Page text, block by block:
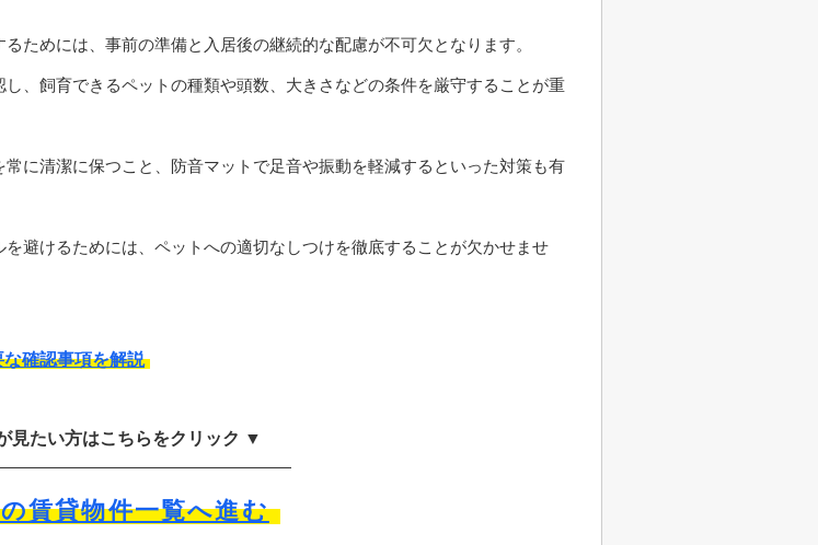
ためには、事前の準備と入居後の継続的な配慮が不可欠となります。
、飼育できるペットの種類や頭数、大きさなどの条件を厳守することが重
に清潔に保つこと、防音マットで足音や振動を軽減するといった対策も有
避けるためには、ペットへの適切なしつけを徹底することが欠かせませ
確認事項を解説
見たい方はこちらをクリック ▼
賃貸物件一覧へ進む